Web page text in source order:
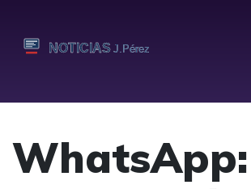
WhatsApp: